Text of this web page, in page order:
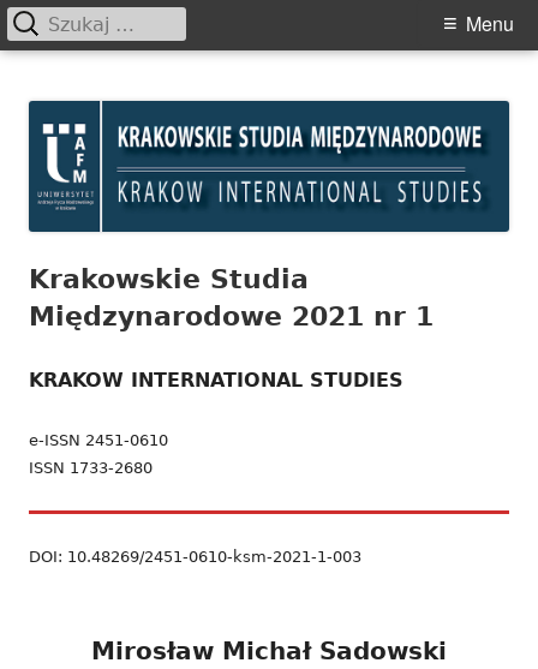
content
Międzynarodowe
Primary
Menu
Szukaj:
Krakowskie Studia
Międzynarodowe 2021 nr 1
KRAKOW INTERNATIONAL STUDIES
e-ISSN 2451-0610
ISSN 1733-2680
DOI: 10.48269/2451-0610-ksm-2021-1-003
Mirosław Michał Sadowski